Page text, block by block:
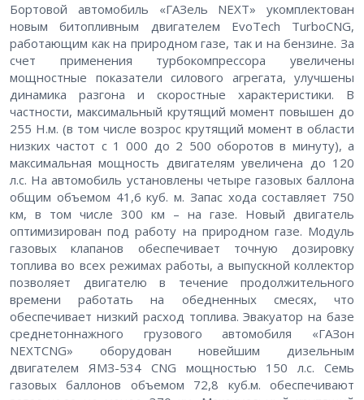
Бортовой автомобиль «ГАЗель NEXT» укомплектован
новым битопливным двигателем EvoTech TurboCNG,
работающим как на природном газе, так и на бензине. За
счет применения турбокомпрессора увеличены
мощностные показатели силового агрегата, улучшены
динамика разгона и скоростные характеристики. В
частности, максимальный крутящий момент повышен до
255 Н.м. (в том числе возрос крутящий момент в области
низких частот с 1 000 до 2 500 оборотов в минуту), а
максимальная мощность двигателям увеличена до 120
л.с. На автомобиль установлены четыре газовых баллона
общим объемом 41,6 куб. м. Запас хода составляет 750
км, в том числе 300 км – на газе. Новый двигатель
оптимизирован под работу на природном газе. Модуль
газовых клапанов обеспечивает точную дозировку
топлива во всех режимах работы, а выпускной коллектор
позволяет двигателю в течение продолжительного
времени работать на обедненных смесях, что
обеспечивает низкий расход топлива. Эвакуатор на базе
среднетоннажного грузового автомобиля «ГАЗон
NEXTCNG» оборудован новейшим дизельным
двигателем ЯМЗ-534 CNG мощностью 150 л.с. Семь
газовых баллонов объемом 72,8 куб.м. обеспечивают